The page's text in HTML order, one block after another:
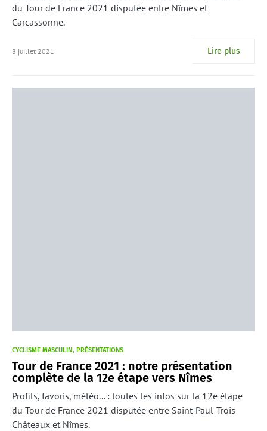
du Tour de France 2021 disputée entre Nîmes et
Carcassonne.
8 juillet 2021 Lire plus
CYCLISME MASCULIN PRÉSENTATIONS
Tour de France 2021 : notre présentation
complète de la 12e étape vers Nîmes
Profils, favoris, météo... : toutes les infos sur la 12e étape
du Tour de France 2021 disputée entre Saint-Paul-Trois-
Châteaux et Nîmes.